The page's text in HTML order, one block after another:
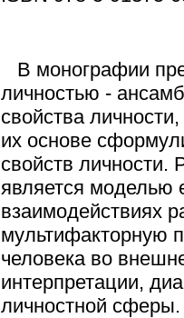
В монографии
личностью -
свойства
их основе
свойств личности.
является моделью
взаимодействиях
мультифакторную
человека во
интерпретации,
личностной сферы.